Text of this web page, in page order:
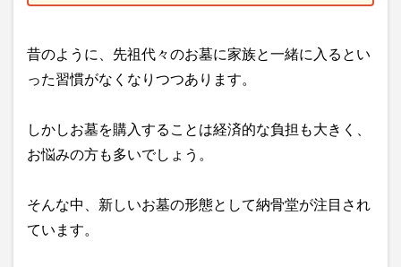
昔のように、先祖代々のお墓に家族と一緒に入るとい
った習慣がなくなりつつあります。
しかしお墓を購入することは経済的な負担も大きく、
お悩みの方も多いでしょう。
そんな中、新しいお墓の形態として納骨堂が注目され
ています。